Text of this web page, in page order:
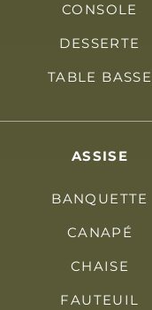
CONSOLE
DESSERTE
TABLE BASSE
ASSISE
BANQUETTE
CANAPÉ
CHAISE
FAUTEUIL